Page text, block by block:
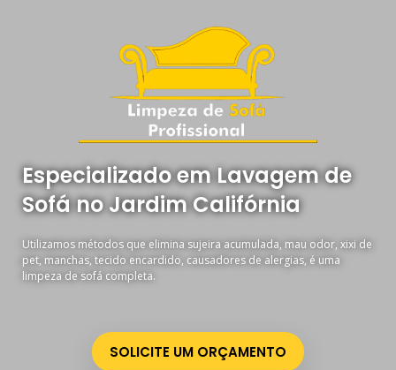
Especializado em Lavagem de
Sofá no Jardim Califórnia
Utilizamos métodos que elimina sujeira acumulada, mau odor, xixi de
pet, manchas, tecido encardido, causadores de alergias, é uma
limpeza de sofá completa.
SOLICITE UM ORÇAMENTO